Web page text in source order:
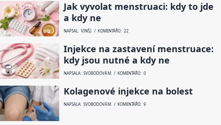
Jak vyvolat menstruaci: kdy to jde
a kdy ne
NAPSAL: VINŠ J. / KOMENTÁŘŮ: 22
Injekce na zastavení menstruace:
kdy jsou nutné a kdy ne
NAPSALA: SVOBODOVÁ M. / KOMENTÁŘŮ: 0
Kolagenové injekce na bolest
NAPSALA: SVOBODOVÁ M. / KOMENTÁŘŮ: 9